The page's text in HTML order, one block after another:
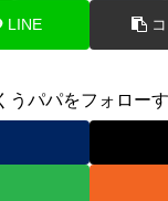
LINE
うパパをフォロー